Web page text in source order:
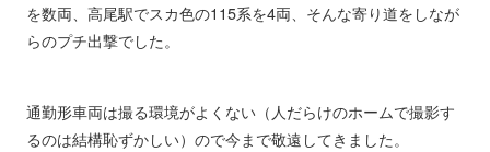
を数両、高尾駅でスカ色の115系を4両、そんな寄り道をしなが
らのプチ出撃でした。
通勤形車両は撮る環境がよくない（人だらけのホームで撮影す
るのは結構恥ずかしい）ので今まで敬遠してきました。